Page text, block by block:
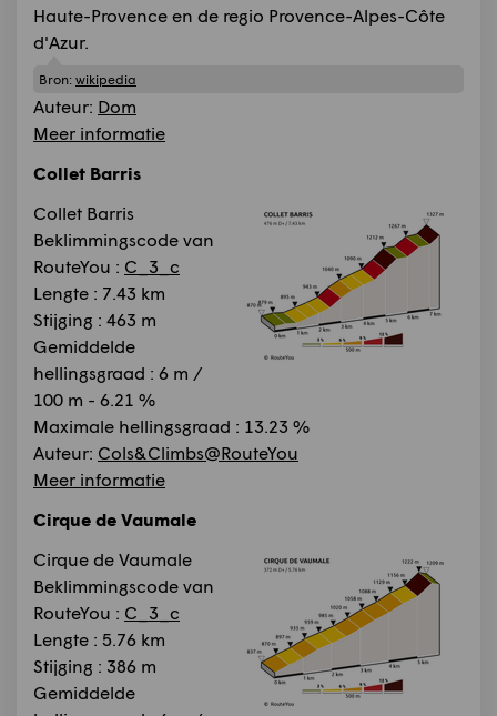
Haute-Provence en de regio Provence-Alpes-Côte
d'Azur.
Bron: wikipedia
Auteur: Dom
Meer informatie
Collet Barris
Collet Barris
Beklimmingscode van
RouteYou : C_3_c
Lengte : 7.43 km
Stijging : 463 m
Gemiddelde
hellingsgraad : 6 m /
100 m - 6.21 %
Maximale hellingsgraad : 13.23 %
Auteur: Cols&Climbs@RouteYou
Meer informatie
Cirque de Vaumale
Cirque de Vaumale
Beklimmingscode van
RouteYou : C_3_c
Lengte : 5.76 km
Stijging : 386 m
Gemiddelde